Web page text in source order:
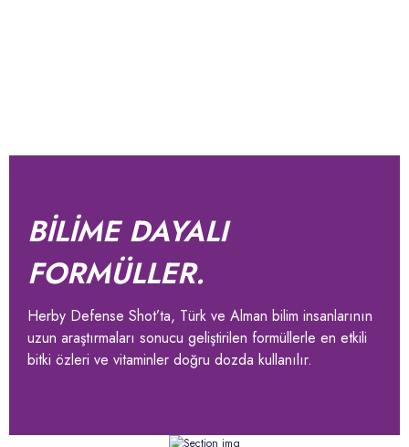
BİLİME DAYALI
FORMÜLLER.
Herby Defense Shot’ta, Türk ve Alman bilim insanlarının
uzun araştırmaları sonucu geliştirilen formüllerle en etkili
bitki özleri ve vitaminler doğru dozda kullanılır.